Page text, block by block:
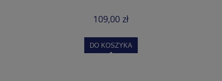
109,00 zł
DO KOSZYKA